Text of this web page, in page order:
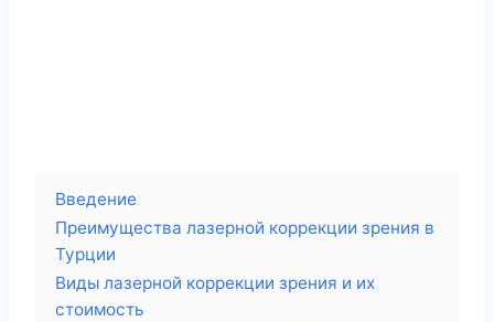
Введение
Преимущества лазерной коррекции зрения в
Турции
Виды лазерной коррекции зрения и их
стоимость